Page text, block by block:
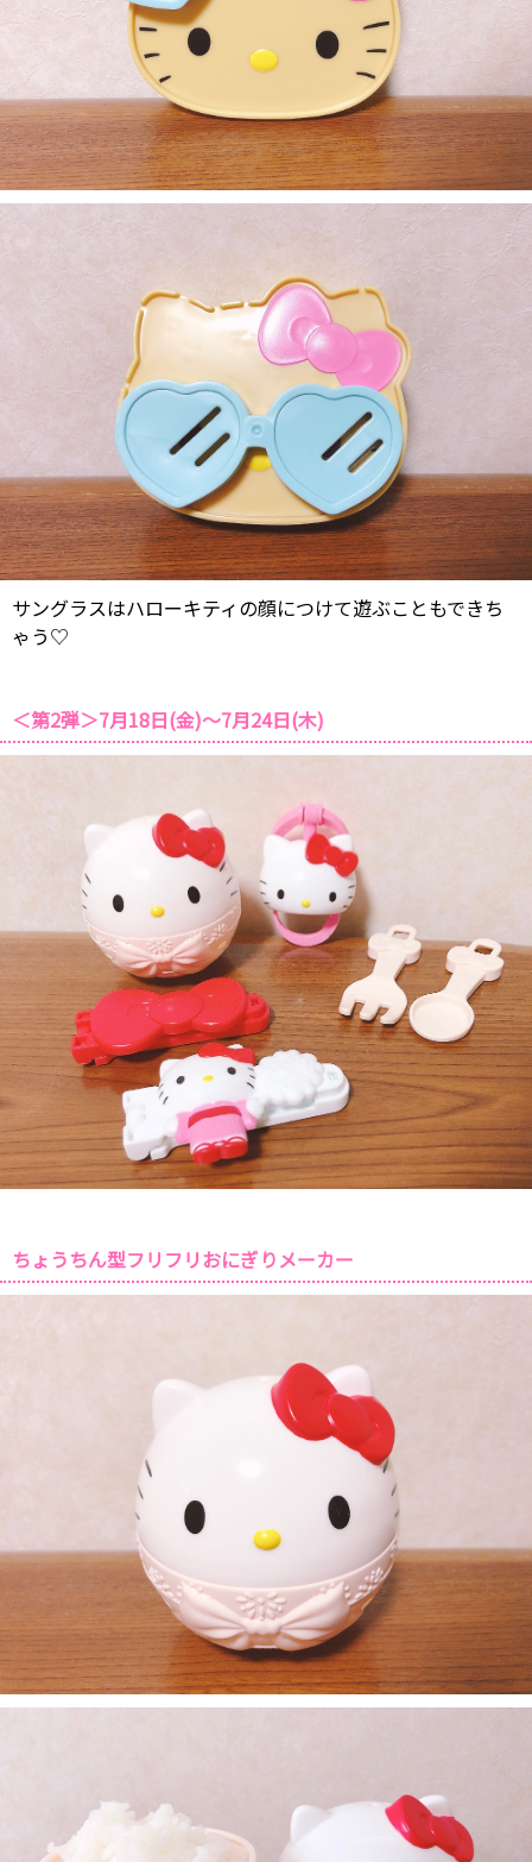
サングラスはハローキティの顔につけて遊ぶこともできち
ゃう♡
＜第2弾＞7月18日(金)～7月24日(木)
ちょうちん型フリフリおにぎりメーカー